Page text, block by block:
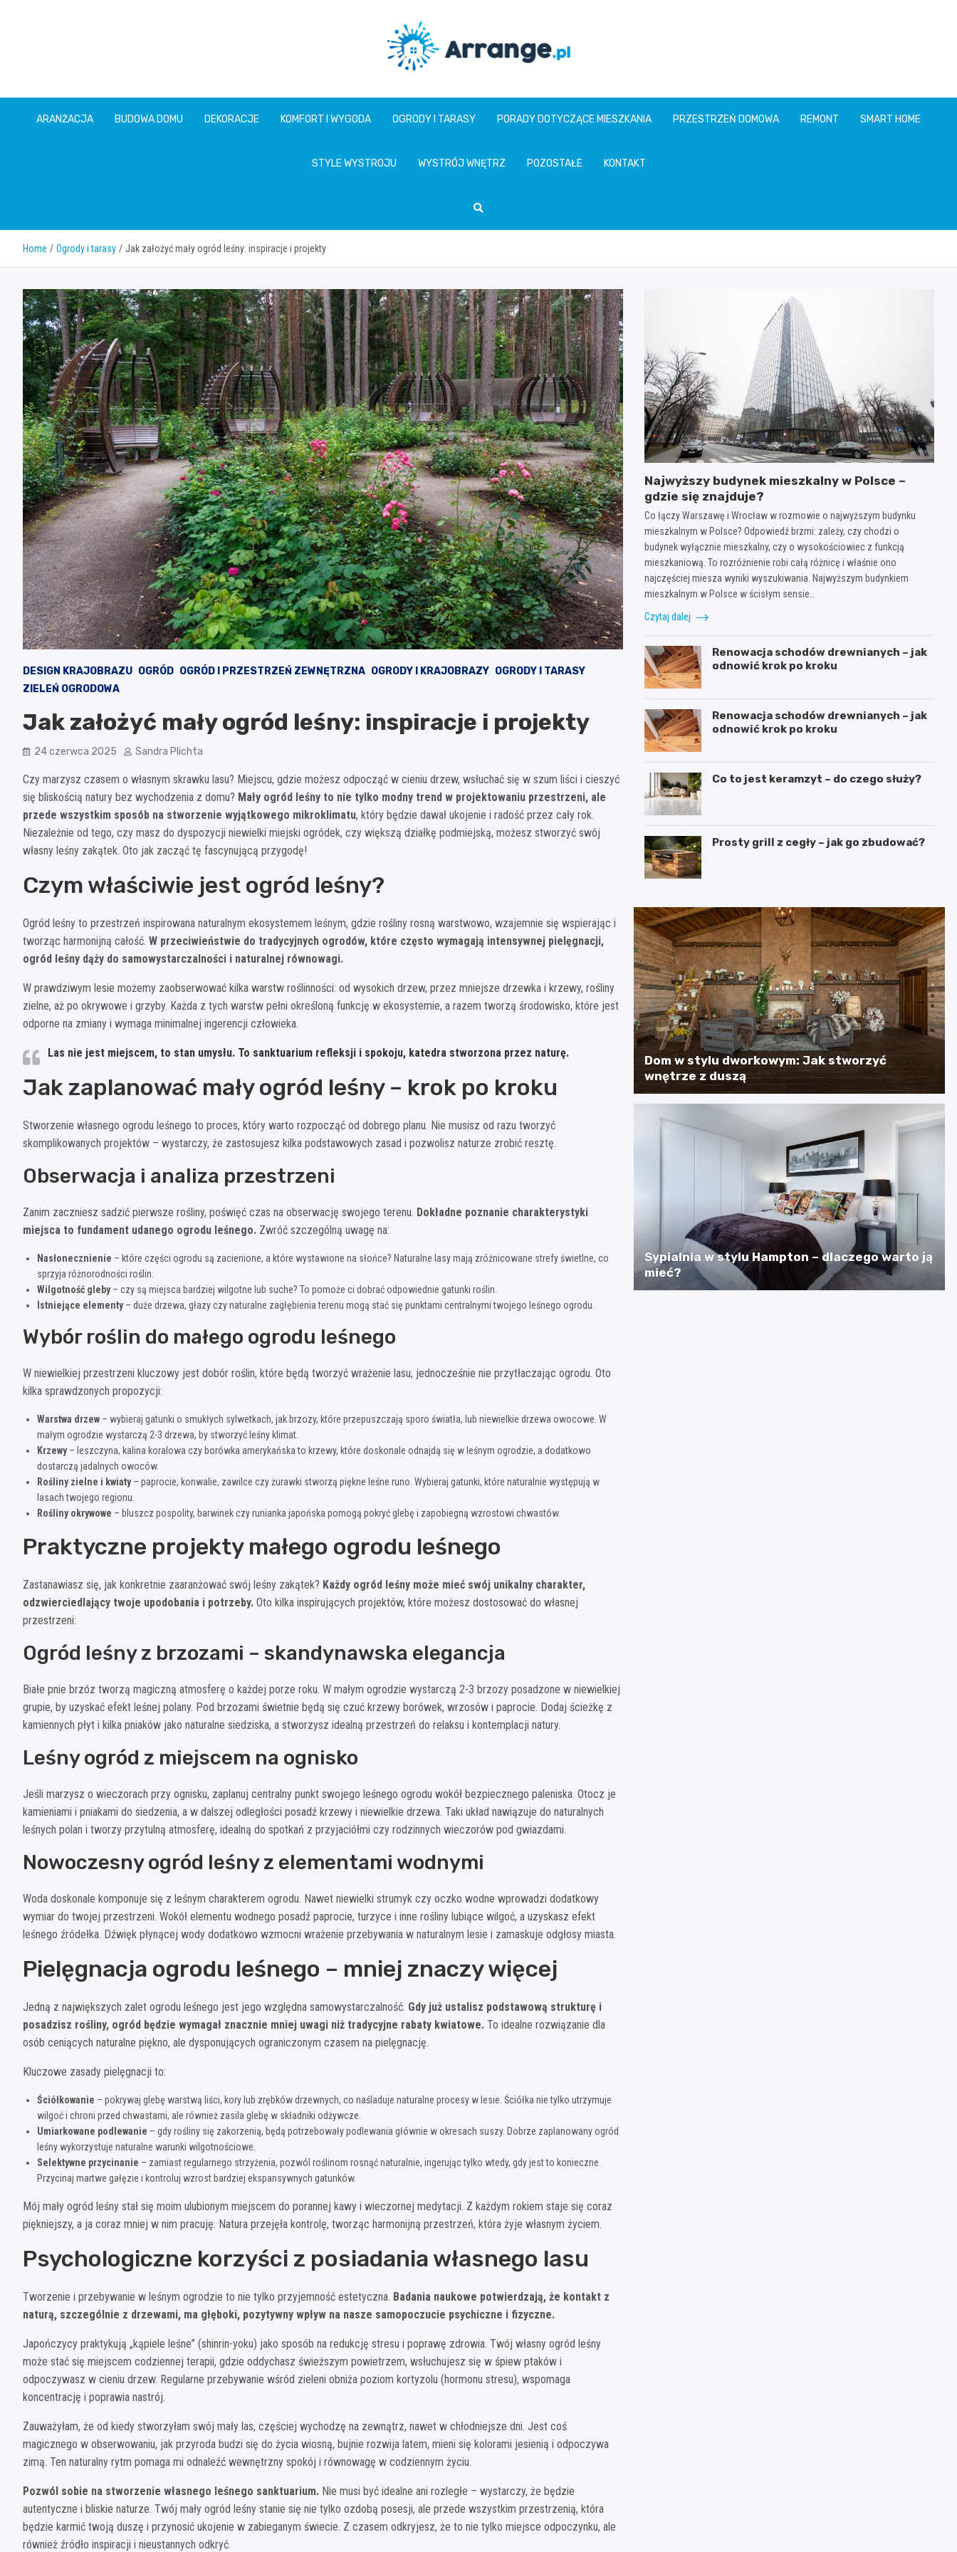
www.arrange.pl
ARANŻACJA BUDOWA DOMU DEKORACJE KOMFORT I WYGODA OGRODY I TARASY PORADY DOTYCZĄCE MIESZKANIA PRZESTRZEŃ DOMOWA REMONT SMART HOME
STYLE WYSTROJU WYSTRÓJ WNĘTRZ POZOSTAŁE KONTAKT
Home Ogrody i tarasy Jak założyć mały ogród leśny: inspiracje i projekty
DESIGN KRAJOBRAZU OGRÓD OGRÓD I PRZESTRZEŃ ZEWNĘTRZNA OGRODY I KRAJOBRAZY OGRODY I TARASY
ZIELEŃ OGRODOWA
Jak założyć mały ogród leśny: inspiracje i projekty
24 czerwca 2025 Sandra Plichta
Czy marzysz czasem o własnym skrawku lasu? Miejscu, gdzie możesz odpocząć w cieniu drzew, wsłuchać się w szum liści i cieszyć
się bliskością natury bez wychodzenia z domu? Mały ogród leśny to nie tylko modny trend w projektowaniu przestrzeni, ale
przede wszystkim sposób na stworzenie wyjątkowego mikroklimatu, który będzie dawał ukojenie i radość przez cały rok.
Niezależnie od tego, czy masz do dyspozycji niewielki miejski ogródek, czy większą działkę podmiejską, możesz stworzyć swój
własny leśny zakątek. Oto jak zacząć tę fascynującą przygodę!
Czym właściwie jest ogród leśny?
Ogród leśny to przestrzeń inspirowana naturalnym ekosystemem leśnym, gdzie rośliny rosną warstwowo, wzajemnie się wspierając i
tworząc harmonijną całość. W przeciwieństwie do tradycyjnych ogrodów, które często wymagają intensywnej pielęgnacji,
ogród leśny dąży do samowystarczalności i naturalnej równowagi.
W prawdziwym lesie możemy zaobserwować kilka warstw roślinności: od wysokich drzew, przez mniejsze drzewka i krzewy, rośliny
zielne, aż po okrywowe i grzyby. Każda z tych warstw pełni określoną funkcję w ekosystemie, a razem tworzą środowisko, które jest
odporne na zmiany i wymaga minimalnej ingerencji człowieka.
Las nie jest miejscem, to stan umysłu. To sanktuarium refleksji i spokoju, katedra stworzona przez naturę.
Jak zaplanować mały ogród leśny – krok po kroku
Stworzenie własnego ogrodu leśnego to proces, który warto rozpocząć od dobrego planu. Nie musisz od razu tworzyć
skomplikowanych projektów – wystarczy, że zastosujesz kilka podstawowych zasad i pozwolisz naturze zrobić resztę.
Obserwacja i analiza przestrzeni
Zanim zaczniesz sadzić pierwsze rośliny, poświęć czas na obserwację swojego terenu. Dokładne poznanie charakterystyki
miejsca to fundament udanego ogrodu leśnego. Zwróć szczególną uwagę na:
Nasłonecznienie – które części ogrodu są zacienione, a które wystawione na słońce? Naturalne lasy mają zróżnicowane strefy świetlne, co
sprzyja różnorodności roślin.
Wilgotność gleby– czy są miejsca bardziej wilgotne lub suche? To pomoże ci dobrać odpowiednie gatunki roślin.
Istniejące elementy– duże drzewa, głazy czy naturalne zagłębienia terenu mogą stać się punktami centralnymi twojego leśnego ogrodu.
Wybór roślin do małego ogrodu leśnego
W niewielkiej przestrzeni kluczowy jest dobór roślin, które będą tworzyć wrażenie lasu, jednocześnie nie przytłaczając ogrodu. Oto
kilka sprawdzonych propozycji:
Warstwa drzew – wybieraj gatunki o smukłych sylwetkach, jak brzozy, które przepuszczają sporo światła, lub niewielkie drzewa owocowe. W
małym ogrodzie wystarczą 2-3 drzewa, by stworzyć leśny klimat.
Krzewy– leszczyna, kalina koralowa czy borówka amerykańska to krzewy, które doskonale odnajdą się w leśnym ogrodzie, a dodatkowo
dostarczą jadalnych owoców.
Rośliny zielne i kwiaty– paprocie, konwalie, zawilce czy żurawki stworzą piękne leśne runo. Wybieraj gatunki, które naturalnie występują w
lasach twojego regionu.
Rośliny okrywowe – bluszcz pospolity, barwinek czy runianka japońska pomogą pokryć glebę i zapobiegną wzrostowi chwastów.
Praktyczne projekty małego ogrodu leśnego
Zastanawiasz się, jak konkretnie zaaranżować swój leśny zakątek? Każdy ogród leśny może mieć swój unikalny charakter,
odzwierciedlający twoje upodobania i potrzeby. Oto kilka inspirujących projektów, które możesz dostosować do własnej
przestrzeni:
Ogród leśny z brzozami – skandynawska elegancja
Białe pnie brzóz tworzą magiczną atmosferę o każdej porze roku. W małym ogrodzie wystarczą 2-3 brzozy posadzone w niewielkiej
grupie, by uzyskać efekt leśnej polany. Pod brzozami świetnie będą się czuć krzewy borówek, wrzosów i paprocie. Dodaj ścieżkę z
kamiennych płyt i kilka pniaków jako naturalne siedziska, a stworzysz idealną przestrzeń do relaksu i kontemplacji natury.
Leśny ogród z miejscem na ognisko
Jeśli marzysz o wieczorach przy ognisku, zaplanuj centralny punkt swojego leśnego ogrodu wokół bezpiecznego paleniska. Otocz je
kamieniami i pniakami do siedzenia, a w dalszej odległości posadź krzewy i niewielkie drzewa. Taki układ nawiązuje do naturalnych
leśnych polan i tworzy przytulną atmosferę, idealną do spotkań z przyjaciółmi czy rodzinnych wieczorów pod gwiazdami.
Nowoczesny ogród leśny z elementami wodnymi
Woda doskonale komponuje się z leśnym charakterem ogrodu. Nawet niewielki strumyk czy oczko wodne wprowadzi dodatkowy
wymiar do twojej przestrzeni. Wokół elementu wodnego posadź paprocie, turzyce i inne rośliny lubiące wilgoć, a uzyskasz efekt
leśnego źródełka. Dźwięk płynącej wody dodatkowo wzmocni wrażenie przebywania w naturalnym lesie i zamaskuje odgłosy miasta.
Pielęgnacja ogrodu leśnego – mniej znaczy więcej
Jedną z największych zalet ogrodu leśnego jest jego względna samowystarczalność. Gdy już ustalisz podstawową strukturę i
posadzisz rośliny, ogród będzie wymagał znacznie mniej uwagi niż tradycyjne rabaty kwiatowe. To idealne rozwiązanie dla
osób ceniących naturalne piękno, ale dysponujących ograniczonym czasem na pielęgnację.
Kluczowe zasady pielęgnacji to:
Ściółkowanie – pokrywaj glebę warstwą liści, kory lub zrębków drzewnych, co naśladuje naturalne procesy w lesie. Ściółka nie tylko utrzymuje
wilgoć i chroni przed chwastami, ale również zasila glebę w składniki odżywcze.
Umiarkowane podlewanie – gdy rośliny się zakorzenią, będą potrzebowały podlewania głównie w okresach suszy. Dobrze zaplanowany ogród
leśny wykorzystuje naturalne warunki wilgotnościowe.
Selektywne przycinanie – zamiast regularnego strzyżenia, pozwól roślinom rosnąć naturalnie, ingerując tylko wtedy, gdy jest to konieczne.
Przycinaj martwe gałęzie i kontroluj wzrost bardziej ekspansywnych gatunków.
Mój mały ogród leśny stał się moim ulubionym miejscem do porannej kawy i wieczornej medytacji. Z każdym rokiem staje się coraz
piękniejszy, a ja coraz mniej w nim pracuję. Natura przejęła kontrolę, tworząc harmonijną przestrzeń, która żyje własnym życiem.
Psychologiczne korzyści z posiadania własnego lasu
Tworzenie i przebywanie w leśnym ogrodzie to nie tylko przyjemność estetyczna. Badania naukowe potwierdzają, że kontakt z
naturą, szczególnie z drzewami, ma głęboki, pozytywny wpływ na nasze samopoczucie psychiczne i fizyczne.
Japończycy praktykują „kąpiele leśne” (shinrin-yoku) jako sposób na redukcję stresu i poprawę zdrowia. Twój własny ogród leśny
może stać się miejscem codziennej terapii, gdzie oddychasz świeższym powietrzem, wsłuchujesz się w śpiew ptaków i
odpoczywasz w cieniu drzew. Regularne przebywanie wśród zieleni obniża poziom kortyzolu (hormonu stresu), wspomaga
koncentrację i poprawia nastrój.
Zauważyłam, że od kiedy stworzyłam swój mały las, częściej wychodzę na zewnątrz, nawet w chłodniejsze dni. Jest coś
magicznego w obserwowaniu, jak przyroda budzi się do życia wiosną, bujnie rozwija latem, mieni się kolorami jesienią i odpoczywa
zimą. Ten naturalny rytm pomaga mi odnaleźć wewnętrzny spokój i równowagę w codziennym życiu.
Pozwól sobie na stworzenie własnego leśnego sanktuarium. Nie musi być idealne ani rozległe – wystarczy, że będzie
autentyczne i bliskie naturze. Twój mały ogród leśny stanie się nie tylko ozdobą posesji, ale przede wszystkim przestrzenią, która
będzie karmić twoją duszę i przynosić ukojenie w zabieganym świecie. Z czasem odkryjesz, że to nie tylko miejsce odpoczynku, ale
również źródło inspiracji i nieustannych odkryć.
Najwyższy budynek mieszkalny w Polsce –
gdzie się znajduje?
Co łączy Warszawę i Wrocław w rozmowie o najwyższym budynku
mieszkalnym w Polsce? Odpowiedź brzmi: zależy, czy chodzi o
budynek wyłącznie mieszkalny, czy o wysokościowiec z funkcją
mieszkaniową. To rozróżnienie robi całą różnicę i właśnie ono
najczęściej miesza wyniki wyszukiwania. Najwyższym budynkiem
mieszkalnym w Polsce w ścisłym sensie…
Czytaj dalej
Renowacja schodów drewnianych – jak
odnowić krok po kroku
Renowacja schodów drewnianych – jak
odnowić krok po kroku
Co to jest keramzyt – do czego służy?
Prosty grill z cegły – jak go zbudować?
Dom w stylu dworkowym: Jak stworzyć
wnętrze z duszą
Sypialnia w stylu Hampton – dlaczego warto ją
mieć?